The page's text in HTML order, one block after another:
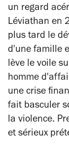
un regard
Léviathan en
plus tard le
d'une famille
lève le voile
homme
une crise
fait basculer
la violence.
et sérieux